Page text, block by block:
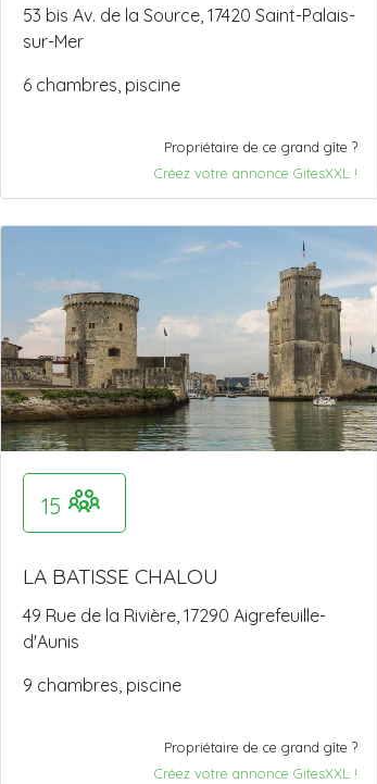
53 bis Av. de la Source, 17420 Saint-Palais-
sur-Mer
6 chambres, piscine
Propriétaire de ce grand gîte ?
Créez votre annonce GitesXXL !
15
LA BATISSE CHALOU
49 Rue de la Rivière, 17290 Aigrefeuille-
d'Aunis
9 chambres, piscine
Propriétaire de ce grand gîte ?
Créez votre annonce GitesXXL !